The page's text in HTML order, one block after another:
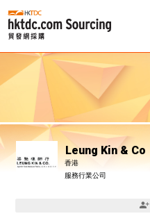
Leung Kin & Co
香港
服務行業公司